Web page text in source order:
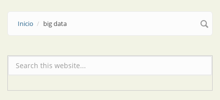
Inicio big data
Formulario de búsqueda